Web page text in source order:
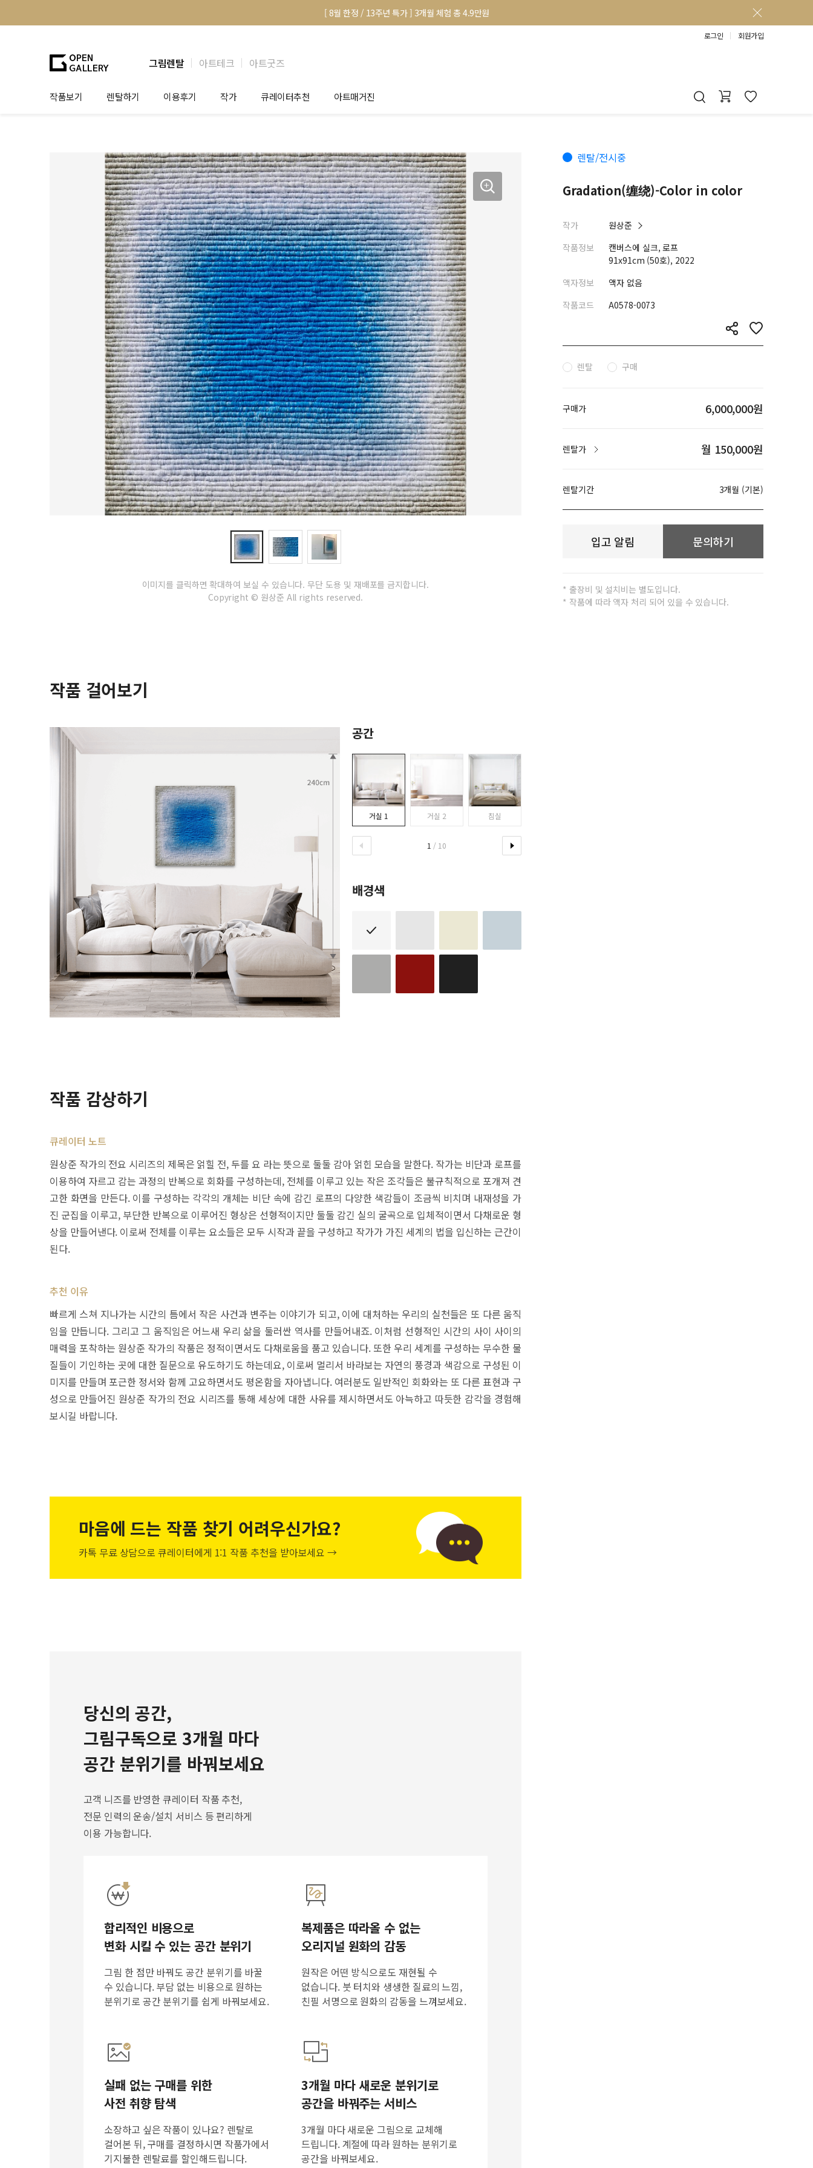
[ 8월 한정 / 13주년 특가 ] 3개월 체험 총 4.9만원
로그인 회원가입
그림렌탈 아트테크 아트굿즈
작품보기 렌탈하기
법인상담
기프트카드
이용후기
법인 고객
셀럽 인터뷰
작가
작가공모
큐레이터추천
작품선택 Tip
그림인테리어 Tip
테마별 추천
아트매거진
미술 이야기
아트 딕셔너리
이미지를 클릭하면 확대하여 보실 수 있습니다. 무단 도용 및 재배포를 금지합니다.
Copyright © 원상준 All rights reserved.
렌탈/전시중
Gradation(缠绕)-Color in color
작가
원상준
작품정보
캔버스에 실크, 로프
91x91cm (50호), 2022
액자정보
액자 없음
작품코드
A0578-0073
렌탈 구매
구매가 6,000,000원
렌탈가 월 150,000원
렌탈기간 3개월 (기본)
입고 알림 문의하기
* 출장비 및 설치비는 별도입니다.
* 작품에 따라 액자 처리 되어 있을 수 있습니다.
작품 걸어보기
공간
거실 1 거실 2 침실
1 / 10
배경색
작품 감상하기
큐레이터 노트
원상준 작가의 전요 시리즈의 제목은 얽힐 전, 두를 요 라는 뜻으로 둘둘 감아 얽힌 모습을 말한다. 작가는 비단과 로프를
이용하여 자르고 감는 과정의 반복으로 회화를 구성하는데, 전체를 이루고 있는 작은 조각들은 불규칙적으로 포개져 견
고한 화면을 만든다. 이를 구성하는 각각의 개체는 비단 속에 감긴 로프의 다양한 색감들이 조금씩 비치며 내재성을 가
진 군집을 이루고, 부단한 반복으로 이루어진 형상은 선형적이지만 둘둘 감긴 실의 굴곡으로 입체적이면서 다채로운 형
상을 만들어낸다. 이로써 전체를 이루는 요소들은 모두 시작과 끝을 구성하고 작가가 가진 세계의 법을 입신하는 근간이
된다.
추천 이유
빠르게 스쳐 지나가는 시간의 틈에서 작은 사건과 변주는 이야기가 되고, 이에 대처하는 우리의 실천들은 또 다른 움직
임을 만듭니다. 그리고 그 움직임은 어느새 우리 삶을 둘러싼 역사를 만들어내죠. 이처럼 선형적인 시간의 사이 사이의
매력을 포착하는 원상준 작가의 작품은 정적이면서도 다채로움을 품고 있습니다. 또한 우리 세계를 구성하는 무수한 물
질들이 기인하는 곳에 대한 질문으로 유도하기도 하는데요, 이로써 멀리서 바라보는 자연의 풍경과 색감으로 구성된 이
미지를 만들며 포근한 정서와 함께 고요하면서도 평온함을 자아냅니다. 여러분도 일반적인 회화와는 또 다른 표현과 구
성으로 만들어진 원상준 작가의 전요 시리즈를 통해 세상에 대한 사유를 제시하면서도 아늑하고 따듯한 감각을 경험해
보시길 바랍니다.
마음에 드는 작품 찾기 어려우신가요?
카톡 무료 상담으로 큐레이터에게 1:1 작품 추천을 받아보세요 →
당신의 공간,
그림구독으로 3개월 마다
공간 분위기를 바꿔보세요
고객 니즈를 반영한 큐레이터 작품 추천,
전문 인력의 운송/설치 서비스 등 편리하게
이용 가능합니다.
합리적인 비용으로
변화 시킬 수 있는 공간 분위기
그림 한 점만 바꿔도 공간 분위기를 바꿀
수 있습니다. 부담 없는 비용으로 원하는
분위기로 공간 분위기를 쉽게 바꿔보세요.
복제품은 따라올 수 없는
오리지널 원화의 감동
원작은 어떤 방식으로도 재현될 수
없습니다. 붓 터치와 생생한 질료의 느낌,
친필 서명으로 원화의 감동을 느껴보세요.
실패 없는 구매를 위한
사전 취향 탐색
소장하고 싶은 작품이 있나요? 렌탈로
걸어본 뒤, 구매를 결정하시면 작품가에서
기지불한 렌탈료를 할인해드립니다.
3개월 마다 새로운 분위기로
공간을 바꿔주는 서비스
3개월 마다 새로운 그림으로 교체해
드립니다. 계절에 따라 원하는 분위기로
공간을 바꿔보세요.